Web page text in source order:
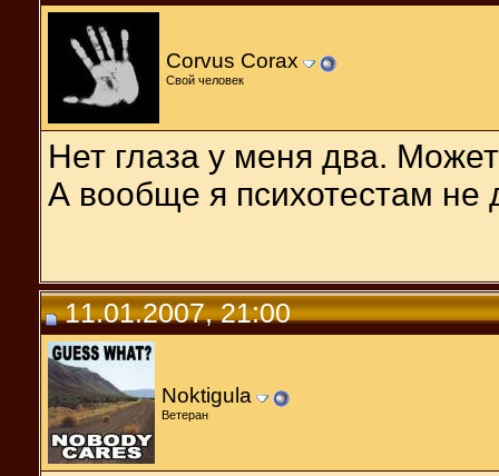
Corvus Corax
Свой человек
Нет глаза у меня два.
А вообще я психотестам не
11.01.2007, 21:00
Noktigula
Ветеран